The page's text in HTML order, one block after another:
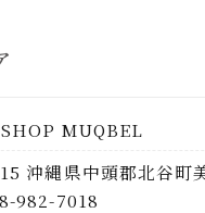
MUQBEL
沖縄県中頭郡北谷町
982-7018